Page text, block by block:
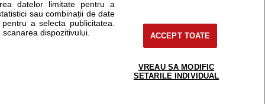
pacient
support@sfatulmedicului.ro
0374 109 268
datelor limitate pentru a
sau combinații de date
a selecta publicitatea.
dispozitivului.
ACCEPT TOATE
VREAU SA MODIFIC
SETARILE INDIVIDUAL